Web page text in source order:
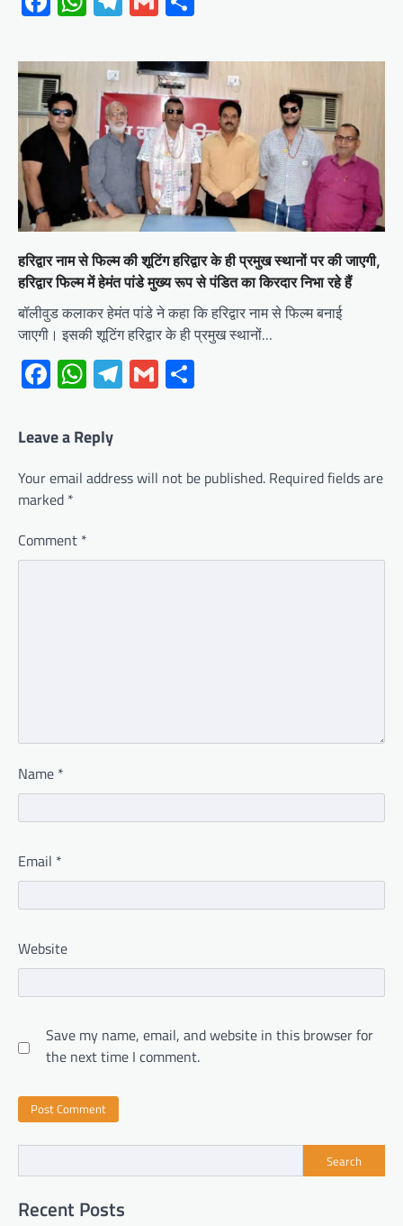
हरिद्वार नाम से फिल्म की शूटिंग हरिद्वार के ही प्रमुख स्थानों पर की जाएगी,
हरिद्वार फिल्म में हेमंत पांडे मुख्य रूप से पंडित का किरदार निभा रहे हैं
बॉलीवुड कलाकर हेमंत पांडे ने कहा कि हरिद्वार नाम से फिल्म बनाई
जाएगी। इसकी शूटिंग हरिद्वार के ही प्रमुख स्थानों…
Facebook
WhatsApp
Telegram
Gmail
Leave a Reply
Your email address will not be published. Required fields are
marked *
Comment *
Name *
Email *
Website
Save my name, email, and website in this browser for
the next time I comment.
Search
Recent Posts